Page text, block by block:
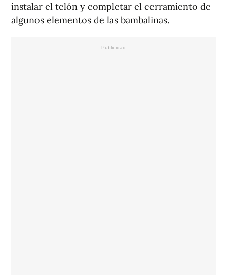
instalar el telón y completar el cerramiento de
algunos elementos de las bambalinas.